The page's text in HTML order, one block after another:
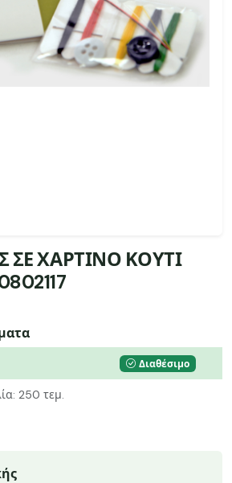
ΣΕ ΧΑΡΤΙΝΟ ΚΟΥΤΙ
Διαθέσιμο
250 τεμ.